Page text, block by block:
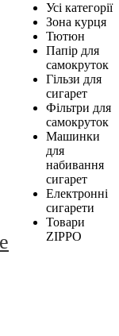
Усі категорії
Зона курця
Тютюн
Папір для
самокруток
Гільзи для
сигарет
Фільтри для
самокруток
Машинки
для
набивання
сигарет
Електронні
сигарети
Товари
ZIPPO